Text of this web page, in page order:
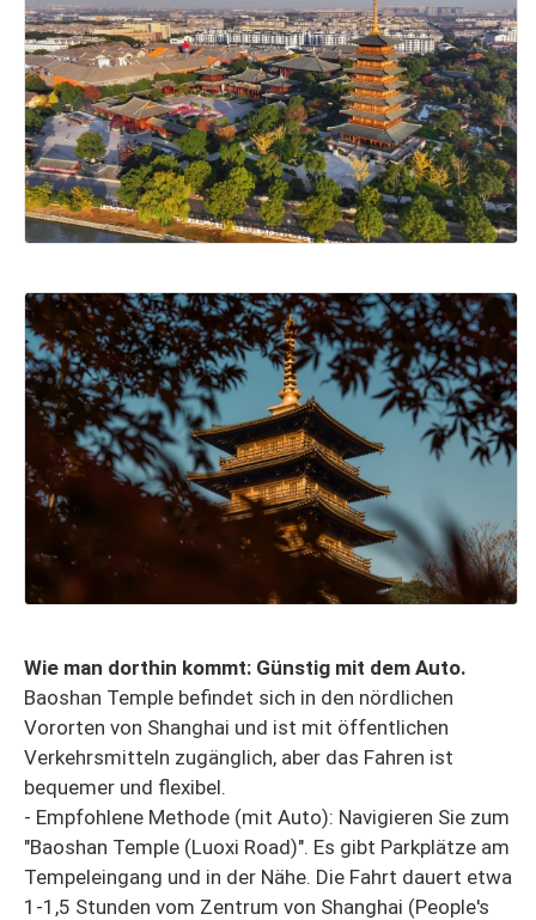
Wie man dorthin kommt: Günstig mit dem Auto.
Baoshan Temple befindet sich in den nördlichen
Vororten von Shanghai und ist mit öffentlichen
Verkehrsmitteln zugänglich, aber das Fahren ist
bequemer und flexibel.
- Empfohlene Methode (mit Auto): Navigieren Sie zum
"Baoshan Temple (Luoxi Road)". Es gibt Parkplätze am
Tempeleingang und in der Nähe. Die Fahrt dauert etwa
1-1,5 Stunden vom Zentrum von Shanghai (People's